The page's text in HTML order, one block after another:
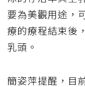
要為美觀用途，
療的療程結束後
乳頭。
簡姿萍提醒，目